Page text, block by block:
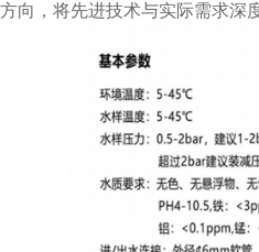
方向，将先进技术与实际需求深